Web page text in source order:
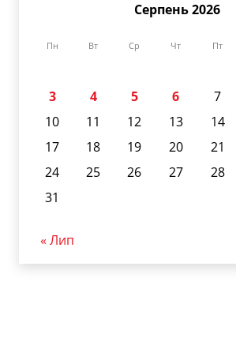
Серпень 2026
Пн Вт Ср Чт Пт
3
4 5 6 7
10
11 12 13 14
17
18 19 20 21
24
25 26 27 28
31
« Лип